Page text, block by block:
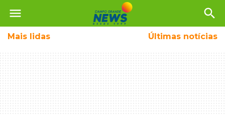
menu search
Mais lidas Últimas notícias